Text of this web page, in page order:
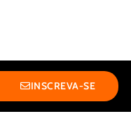
INSCREVA-SE